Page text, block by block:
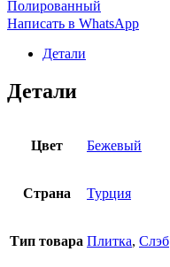
Написать в WhatsApp
Детали
Детали
Цвет Бежевый
Страна Турция
Тип товара Плитка, Слэб